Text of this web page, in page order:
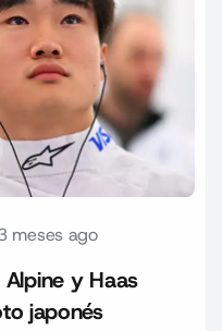
meses ago
Alpine y Haas
japonés